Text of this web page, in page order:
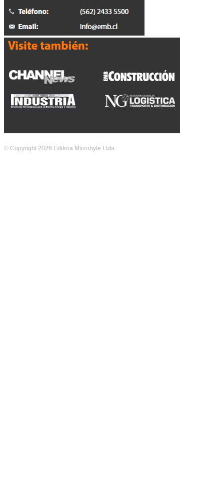
© Copyright 2026 Editora Microbyte Ltda.